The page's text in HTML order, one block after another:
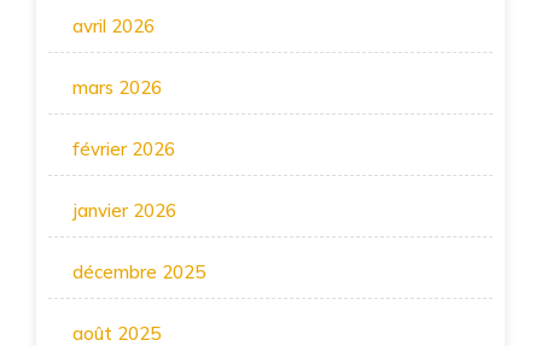
avril 2026
mars 2026
février 2026
janvier 2026
décembre 2025
août 2025